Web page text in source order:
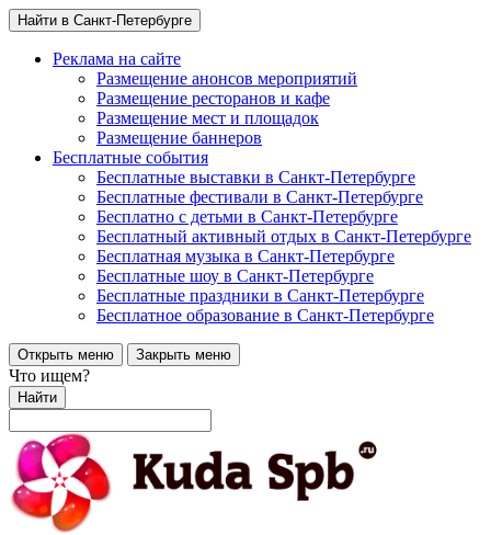
Найти в Санкт-Петербурге
Реклама на сайте
Размещение анонсов мероприятий
Размещение ресторанов и кафе
Размещение мест и площадок
Размещение баннеров
Бесплатные события
Бесплатные выставки в Санкт-Петербурге
Бесплатные фестивали в Санкт-Петербурге
Бесплатно с детьми в Санкт-Петербурге
Бесплатный активный отдых в Санкт-Петербурге
Бесплатная музыка в Санкт-Петербурге
Бесплатные шоу в Санкт-Петербурге
Бесплатные праздники в Санкт-Петербурге
Бесплатное образование в Санкт-Петербурге
Открыть меню Закрыть меню
Что ищем?
Найти